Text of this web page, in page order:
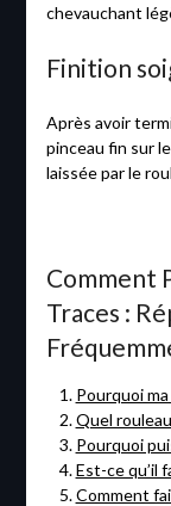
chevauchant
Finition
Après avoir
pinceau fin sur
laissée par le
Comment
Traces :
Pourquoi
Quel
Pourquoi
Est-ce qu’il
Comment